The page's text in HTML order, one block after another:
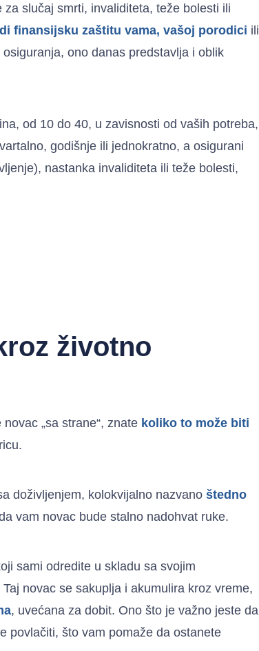
slučaj smrti, invaliditeta, teže bolesti ili
finansijsku zaštitu vama, vašoj porodici ili
ono danas predstavlja i oblik
od 10 do 40, u zavisnosti od vaših potreba,
godišnje ili jednokratno, a osigurani
nastanka invaliditeta ili teže bolesti,
životno
„sa strane“, znate koliko to može biti
doživljenjem, kolokvijalno nazvanoštedno
vam novac bude stalno nadohvat ruke.
sami odredite u skladu sa svojim
novac se sakuplja i akumulira kroz vreme,
, uvećana za dobit. Ono što je važno jeste da
povlačiti, što vam pomaže da ostanete